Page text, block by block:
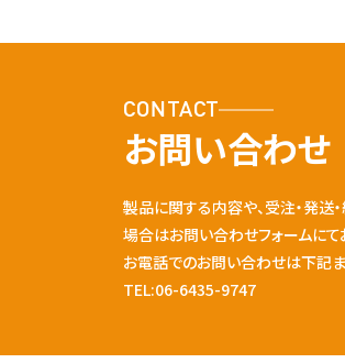
CONTACT
お問い合わせ
製品に関する内容や、受注・発送
場合はお問い合わせフォームにて
お電話でのお問い合わせは下記ま
TEL:06-6435-9747